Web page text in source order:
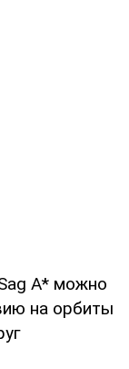
A* можно
на орбиты